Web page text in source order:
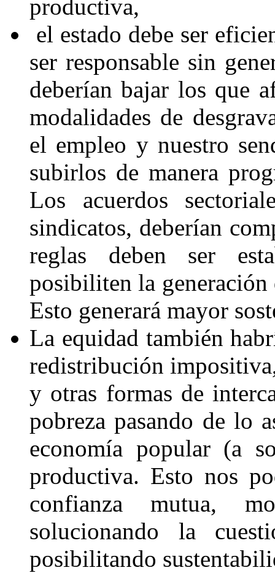
productiva,
el estado debe ser
ser responsable sin
deberían bajar los que
modalidades de
el empleo y nuestro
subirlos de manera
Los acuerdos
sindicatos, deberían
reglas deben ser
posibilitenla
Esto generará mayor
La equidad también
redistribución
y otras formas de
pobreza pasando de lo
economía popular(a
productiva. Esto nos
confianza mutua,
solucionando la
posibilitando